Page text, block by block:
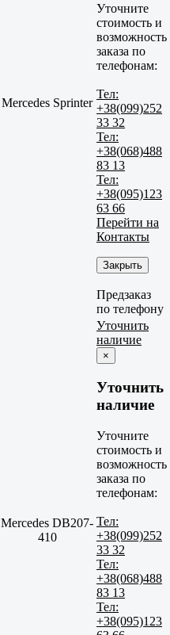
Mercedes Sprinter
Уточните
стоимость и
возможность
заказа по
телефонам:
Тел:
+38(099)252
33 32
Тел:
+38(068)488
83 13
Тел:
+38(095)123
63 66
Перейти на
Контакты
Закрыть
Предзаказ
по телефону
Mercedes DB207-
410
Уточнить
наличие
×
Уточнить
наличие
Уточните
стоимость и
возможность
заказа по
телефонам:
Тел:
+38(099)252
33 32
Тел:
+38(068)488
83 13
Тел:
+38(095)123